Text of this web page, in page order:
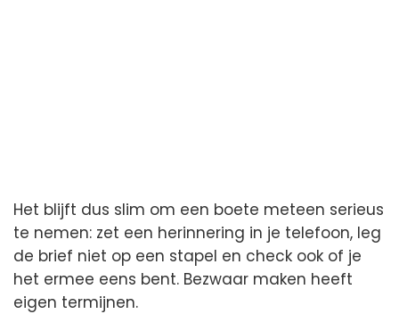
Het blijft dus slim om een boete meteen serieus
te nemen: zet een herinnering in je telefoon, leg
de brief niet op een stapel en check ook of je
het ermee eens bent. Bezwaar maken heeft
eigen termijnen.